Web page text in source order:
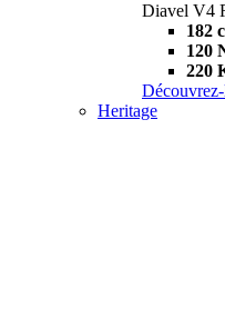
Diavel V4
182
120
220
Heritage